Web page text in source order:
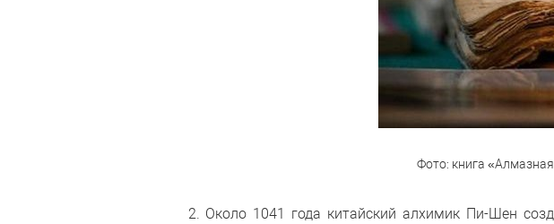
Фото: книга
2. Около 1041 года китайский алхимик Пи-Шен